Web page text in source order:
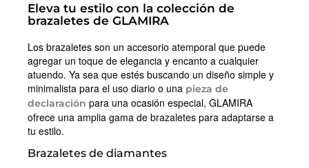
Eleva tu estilo con la colección de
brazaletes de GLAMIRA
Los brazaletes son un accesorio atemporal que puede
agregar un toque de elegancia y encanto a cualquier
atuendo. Ya sea que estés buscando un diseño simple y
minimalista para el uso diario o una pieza de
declaración para una ocasión especial, GLAMIRA
ofrece una amplia gama de brazaletes para adaptarse a
tu estilo.
Brazaletes de diamantes